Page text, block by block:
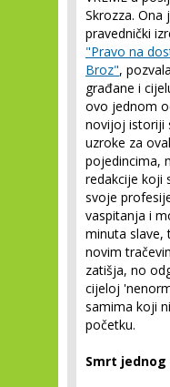
Skrozza.
pravednički
"Pravo na
Broz",
građane i
ovo jednom
novijoj istoriji
uzroke za
pojedincima,
redakcije koji
svoje
vaspitanja i
minuta slave,
novim
zatišja, no
cijeloj
samima koji
početku.
Smrt jednog